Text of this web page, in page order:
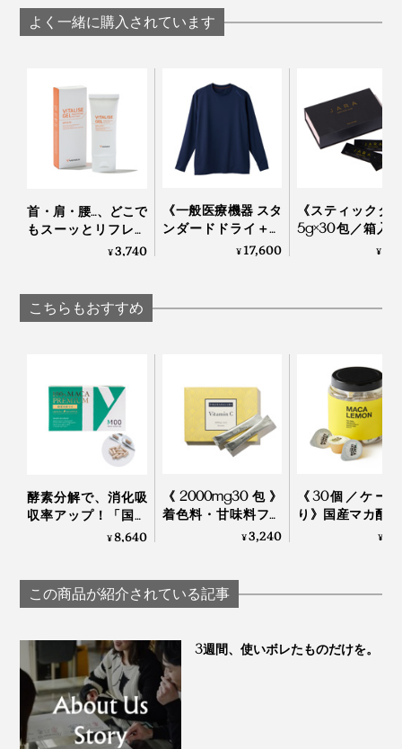
「すっぽん」は、古来より滋養に珍重されてきた高級食
身体中の細胞組織のコラーゲン生成に関わる、20種の必
須アミノ酸と非必須アミノ酸を含有。体の調子を整える
ビタミン・ミネラルもたっぷり含まれ、肌だけでなく、
本原料は、養殖管理から製品化まで一貫して自社で行
使用し（死んだものは利用していません！）、できるだ
け低温で加工して粉末にしているため、栄養がギュッと
詰まっています。
※JFSMの食品安全認証取得
す。
「パントテン酸Ca」とは、ビタミンBの一種であるパン
関わる補酵素として働き、アルコールを多く摂ると消耗
されやすくなると言われています。
以上4種類のみをカプセルに閉じ込めたのが『葛花』。
保存料や着色料、錠剤として固めるための材料も一切入
よく一緒に購入されています
首・肩・腰…、どこで
もスーッとリフレッ
シュする「バイタラ
¥3,740
《一般医療機器 スタ
ンダードドライ＋／
長袖トップス》サラ
¥17,600
《スティックタ
5g×30包／箱入
非加熱・無濾
¥
こちらもおすすめ
酵素分解で、消化吸
収率アップ！「国産
マカのサプリメン
ル（30日分）
¥8,640
《2000mg30包》
着色料・甘味料フリ
ー、高純度VitaminC
¥3,240
《30個／ケー
り》国産マカ配
はハイボール、
¥
この商品が紹介されている記事
3週間、使いボレたものだけを。